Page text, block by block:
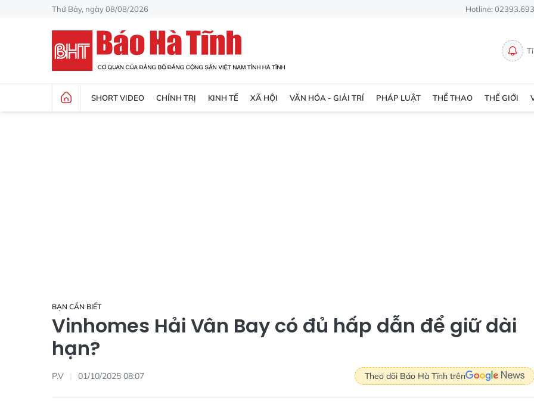
Thứ Bảy, ngày 08/08/2026 Hotline:
SHORT VIDEO CHÍNH TRỊ KINH TẾ XÃ HỘI VĂN HÓA - GIẢI TRÍ PHÁP LUẬT THỂ THAO THẾ GIỚI
BẠN CẦN BIẾT
Vinhomes Hải Vân Bay có đủ hấp dẫn để giữ dài
hạn?
P.V 01/10/2025 08:07 Theo dõi Báo Hà Tĩnh trên